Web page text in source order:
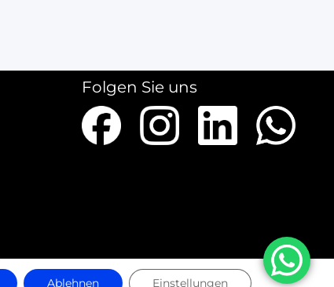
Folgen Sie uns
Ablehnen Einstellungen